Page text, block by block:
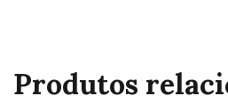
Produtos